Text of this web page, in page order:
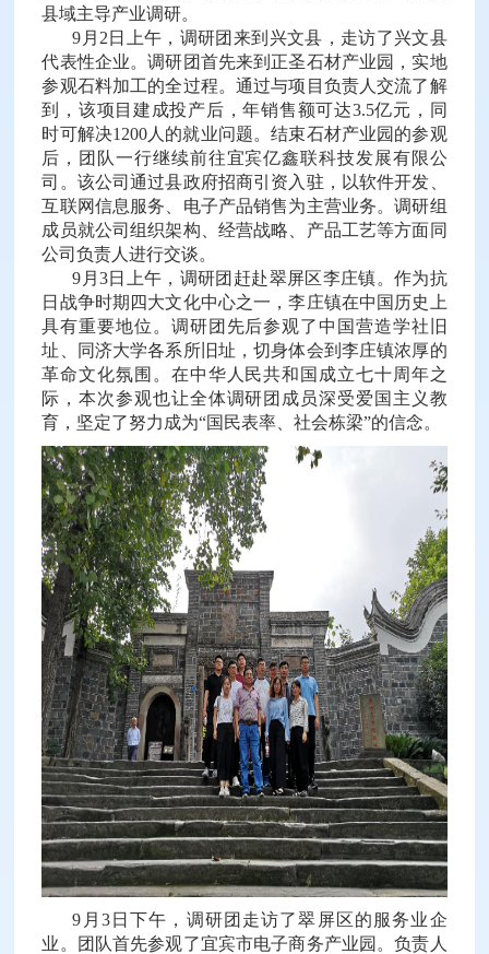
县域主导产业调研。
9月2日上午，调研团来到兴文县，走访了兴文县
代表性企业。调研团首先来到正圣石材产业园，实地
参观石料加工的全过程。通过与项目负责人交流了解
到，该项目建成投产后，年销售额可达3.5亿元，同
时可解决1200人的就业问题。结束石材产业园的参观
后，团队一行继续前往宜宾亿鑫联科技发展有限公
司。该公司通过县政府招商引资入驻，以软件开发、
互联网信息服务、电子产品销售为主营业务。调研组
成员就公司组织架构、经营战略、产品工艺等方面同
公司负责人进行交谈。
9月3日上午，调研团赶赴翠屏区李庄镇。作为抗
日战争时期四大文化中心之一，李庄镇在中国历史上
具有重要地位。调研团先后参观了中国营造学社旧
址、同济大学各系所旧址，切身体会到李庄镇浓厚的
革命文化氛围。在中华人民共和国成立七十周年之
际，本次参观也让全体调研团成员深受爱国主义教
育，坚定了努力成为“国民表率、社会栋梁”的信念。
9月3日下午，调研团走访了翠屏区的服务业企
业。团队首先参观了宜宾市电子商务产业园。负责人